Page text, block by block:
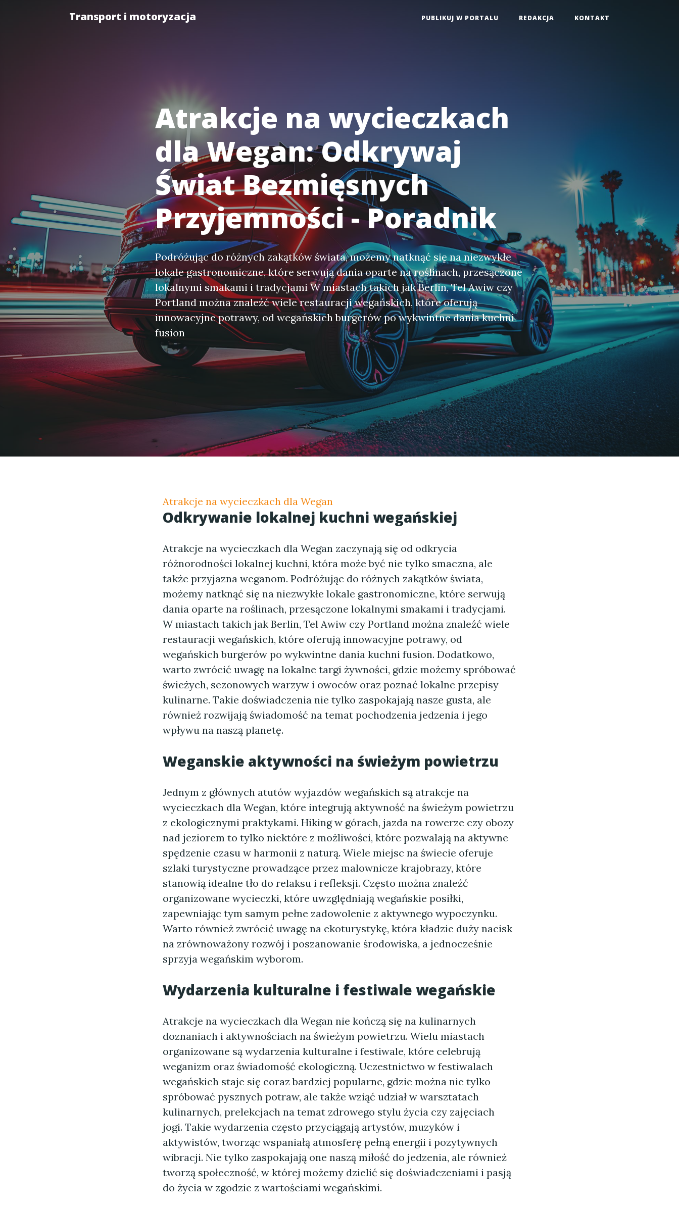
Transport i motoryzacja PUBLIKUJ W PORTALU REDAKCJA KONTAKT
Atrakcje na wycieczkach
dla Wegan: Odkrywaj
Świat Bezmięsnych
Przyjemności - Poradnik
Podróżując do różnych zakątków świata, możemy natknąć się na niezwykłe
lokale gastronomiczne, które serwują dania oparte na roślinach, przesączone
lokalnymi smakami i tradycjami W miastach takich jak Berlin, Tel Awiw czy
Portland można znaleźć wiele restauracji wegańskich, które oferują
innowacyjne potrawy, od wegańskich burgerów po wykwintne dania kuchni
fusion
Atrakcje na wycieczkach dla Wegan
Odkrywanie lokalnej kuchni wegańskiej
Atrakcje na wycieczkach dla Wegan zaczynają się od odkrycia
różnorodności lokalnej kuchni, która może być nie tylko smaczna, ale
także przyjazna weganom. Podróżując do różnych zakątków świata,
możemy natknąć się na niezwykłe lokale gastronomiczne, które serwują
dania oparte na roślinach, przesączone lokalnymi smakami i tradycjami.
W miastach takich jak Berlin, Tel Awiw czy Portland można znaleźć wiele
restauracji wegańskich, które oferują innowacyjne potrawy, od
wegańskich burgerów po wykwintne dania kuchni fusion. Dodatkowo,
warto zwrócić uwagę na lokalne targi żywności, gdzie możemy spróbować
świeżych, sezonowych warzyw i owoców oraz poznać lokalne przepisy
kulinarne. Takie doświadczenia nie tylko zaspokajają nasze gusta, ale
również rozwijają świadomość na temat pochodzenia jedzenia i jego
wpływu na naszą planetę.
Weganskie aktywności na świeżym powietrzu
Jednym z głównych atutów wyjazdów wegańskich są atrakcje na
wycieczkach dla Wegan, które integrują aktywność na świeżym powietrzu
z ekologicznymi praktykami. Hiking w górach, jazda na rowerze czy obozy
nad jeziorem to tylko niektóre z możliwości, które pozwalają na aktywne
spędzenie czasu w harmonii z naturą. Wiele miejsc na świecie oferuje
szlaki turystyczne prowadzące przez malownicze krajobrazy, które
stanowią idealne tło do relaksu i refleksji. Często można znaleźć
organizowane wycieczki, które uwzględniają wegańskie posiłki,
zapewniając tym samym pełne zadowolenie z aktywnego wypoczynku.
Warto również zwrócić uwagę na ekoturystykę, która kładzie duży nacisk
na zrównoważony rozwój i poszanowanie środowiska, a jednocześnie
sprzyja wegańskim wyborom.
Wydarzenia kulturalne i festiwale wegańskie
Atrakcje na wycieczkach dla Wegan nie kończą się na kulinarnych
doznaniach i aktywnościach na świeżym powietrzu. Wielu miastach
organizowane są wydarzenia kulturalne i festiwale, które celebrują
weganizm oraz świadomość ekologiczną. Uczestnictwo w festiwalach
wegańskich staje się coraz bardziej popularne, gdzie można nie tylko
spróbować pysznych potraw, ale także wziąć udział w warsztatach
kulinarnych, prelekcjach na temat zdrowego stylu życia czy zajęciach
jogi. Takie wydarzenia często przyciągają artystów, muzyków i
aktywistów, tworząc wspaniałą atmosferę pełną energii i pozytywnych
wibracji. Nie tylko zaspokajają one naszą miłość do jedzenia, ale również
tworzą społeczność, w której możemy dzielić się doświadczeniami i pasją
do życia w zgodzie z wartościami wegańskimi.